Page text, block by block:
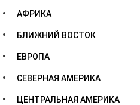
АФРИКА
БЛИЖНИЙ ВОСТОК
ЕВРОПА
СЕВЕРНАЯ АМЕРИКА
ЦЕНТРАЛЬНАЯ АМЕРИКА